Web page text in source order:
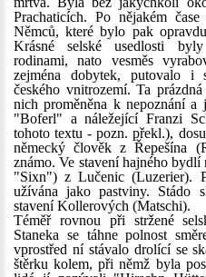
Prachaticích. Po nějakém
Němců, které bylo pak
Krásné selské usedlosti
rodinami, nato vesměs
zejména dobytek, putovalo i
českého vnitrozemí. Ta
nich proměněna k nepoznání a
"Boferl" a náležející Franzi
tohoto textu - pozn. překl.),
německý člověk z Řepešína
známo. Ve stavení hajného
"Sixn") z Lučenic (Luzerier).
užívána jako pastviny. Stádo
stavení Kollerových (Matschi).
Téměř rovnou při stržené
Staneka se táhne polnost
vprostřed ní stávalo drolící se
štěrku kolem, při němž byla